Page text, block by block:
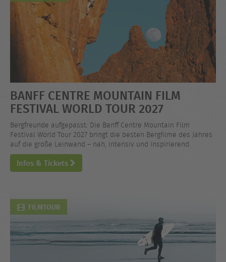
BANFF CENTRE MOUNTAIN FILM
FESTIVAL WORLD TOUR 2027
Bergfreunde aufgepasst: Die Banff Centre Mountain Film
Festival World Tour 2027 bringt die besten Bergfilme des Jahres
auf die große Leinwand – nah, intensiv und inspirierend.
Infos & Tickets
FILMTOUR